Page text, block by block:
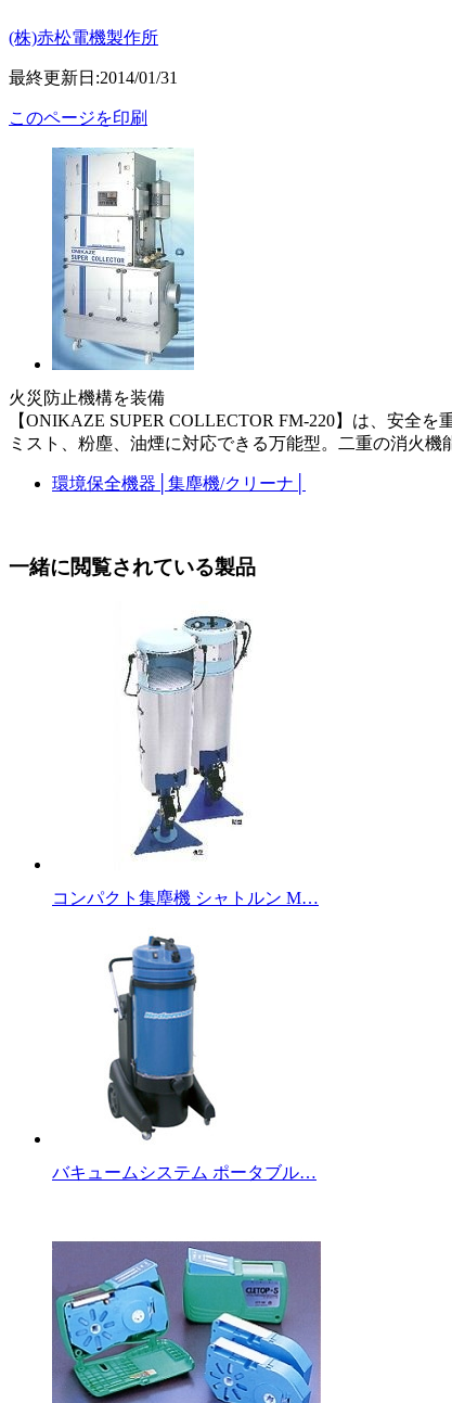
(株)赤松電機製作所
最終更新日:2014/01/31
このページを印刷
火災防止機構を装備
【ONIKAZE SUPER COLLECTOR FM-220】は、安全
ミスト、粉塵、油煙に対応できる万能型。二重の消火
環境保全機器 集塵機/クリーナ
一緒に閲覧されている製品
コンパクト集塵機 シャトルン M…
バキュームシステム ポータブル…